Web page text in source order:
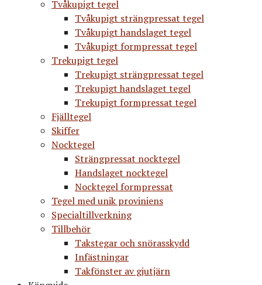
Tvåkupigt tegel
Tvåkupigt strängpressat tegel
Tvåkupigt handslaget tegel
Tvåkupigt formpressat tegel
Trekupigt tegel
Trekupigt strängpressat tegel
Trekupigt handslaget tegel
Trekupigt formpressat tegel
Fjälltegel
Skiffer
Nocktegel
Strängpressat nocktegel
Handslaget nocktegel
Nocktegel formpressat
Tegel med unik proviniens
Specialtillverkning
Tillbehör
Takstegar och snörasskydd
Infästningar
Takfönster av gjutjärn